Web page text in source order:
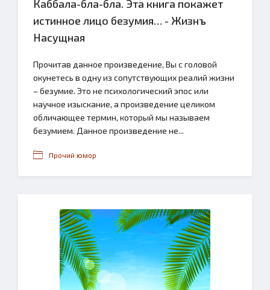
Каббала-бла-бла. Эта книга покажет
истинное лицо безумия… - Жизнъ
Насущная
Прочитав данное произведение, Вы с головой
окунетесь в одну из сопутствующих реалий жизни
– безумие. Это не психологический эпос или
научное изыскание, а произведение целиком
обличающее термин, который мы называем
безумием. Данное произведение не...
Прочий юмор